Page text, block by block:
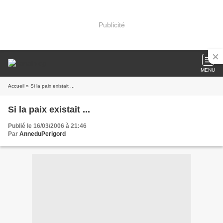
Publicité
MENU
Accueil » Si la paix existait ...
Si la paix existait ...
Publié le 16/03/2006 à 21:46
Par AnneduPerigord